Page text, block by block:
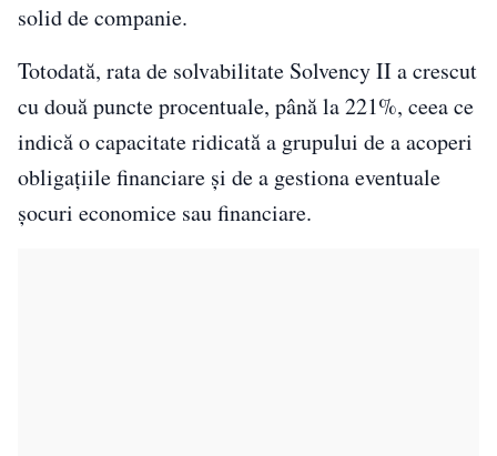
solid de companie.
Totodată, rata de solvabilitate Solvency II a crescut
cu două puncte procentuale, până la 221%, ceea ce
indică o capacitate ridicată a grupului de a acoperi
obligațiile financiare și de a gestiona eventuale
șocuri economice sau financiare.